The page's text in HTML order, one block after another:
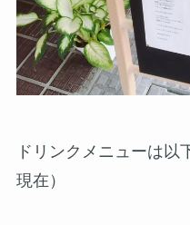
ドリンクメニューは以
現在）